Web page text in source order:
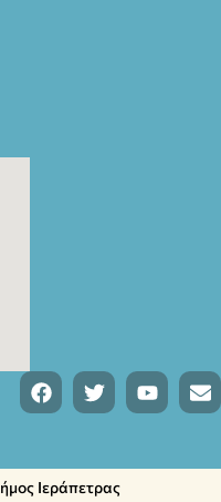
Ιεράπετρας